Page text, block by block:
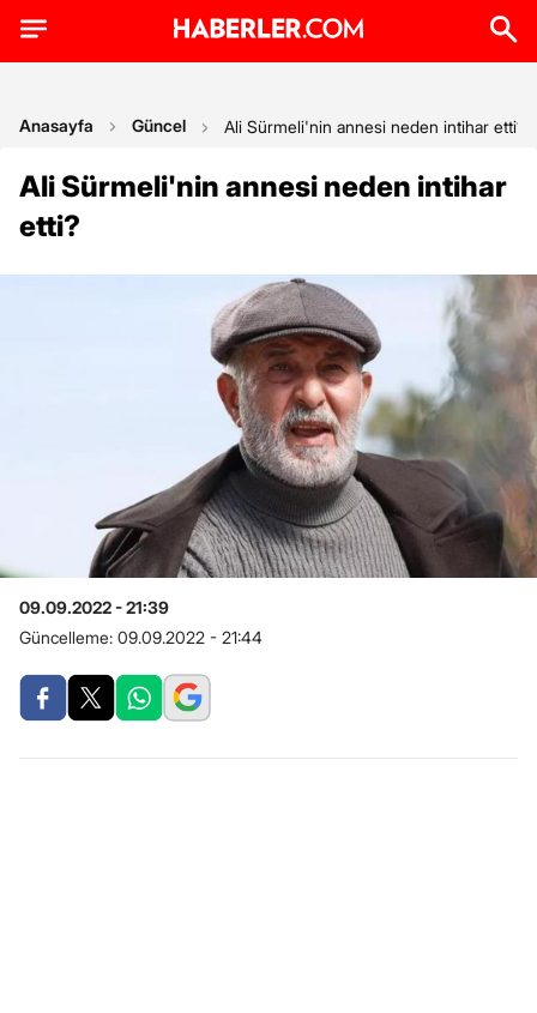
Anasayfa Güncel Ali Sürmeli'nin annesi neden intihar etti?
Ali Sürmeli'nin annesi neden intihar
etti?
09.09.2022 - 21:39
Güncelleme: 09.09.2022 - 21:44